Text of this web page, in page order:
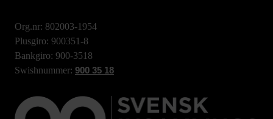
Org.nr: 802003-1954
Plusgiro: 900351-8
Bankgiro: 900-3518
Swishnummer: 900 35 18